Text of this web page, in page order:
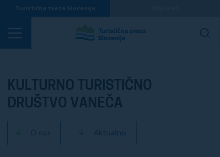
Turistična zveza Slovenija
Turistična društva
KULTURNO TURISTIČNO
DRUŠTVO VANEČA
O nas Aktualno